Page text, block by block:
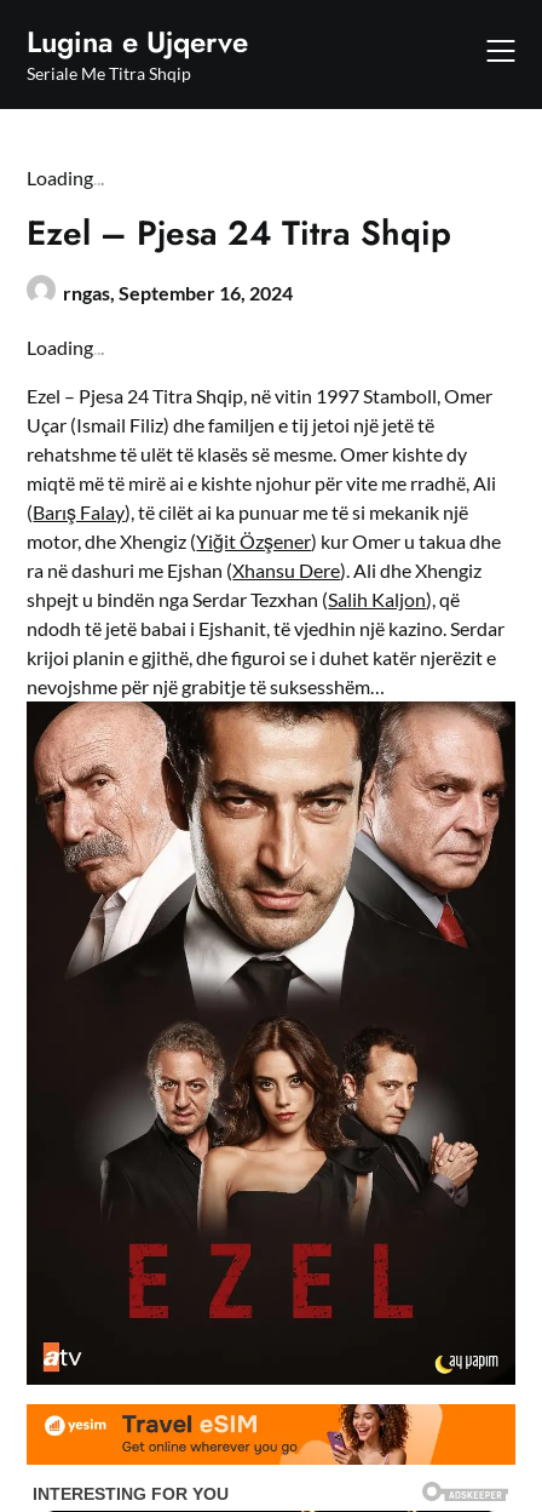
content
Lugina e Ujqerve
Seriale Me Titra Shqip
Loading...
Ezel – Pjesa 24 Titra Shqip
rngas,September 16, 2024
Loading...
Ezel – Pjesa 24 Titra Shqip, në vitin 1997 Stamboll, Omer
Uçar (Ismail Filiz) dhe familjen e tij jetoi një jetë të
rehatshme të ulët të klasës së mesme. Omer kishte dy
miqtë më të mirë ai e kishte njohur për vite me rradhë, Ali
(Barış Falay), të cilët ai ka punuar me të si mekanik një
motor, dhe Xhengiz (Yiğit Özşener) kur Omer u takua dhe
ra në dashuri me Ejshan (Xhansu Dere). Ali dhe Xhengiz
shpejt u bindën nga Serdar Tezxhan (Salih Kaljon), që
ndodh të jetë babai i Ejshanit, të vjedhin një kazino. Serdar
krijoi planin e gjithë, dhe figuroi se i duhet katër njerëzit e
nevojshme për një grabitje të suksesshëm…